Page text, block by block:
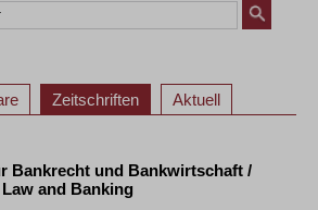
Zeitschriften Aktuell
Bankrecht und Bankwirtschaft /
and Banking